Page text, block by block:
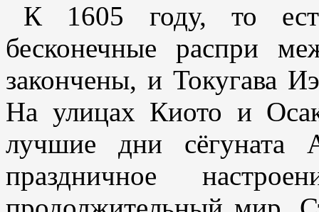
К 1605 году, то
бесконечные распри
закончены, и Токугава
На улицах Киото и
лучшие дни сёгуната
праздничное